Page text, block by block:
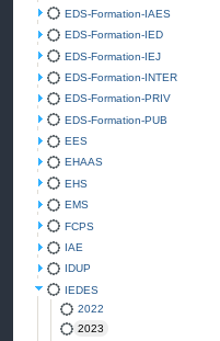
EDS-Formation-IAES
EDS-Formation-IED
EDS-Formation-IEJ
EDS-Formation-INTER
EDS-Formation-PRIV
EDS-Formation-PUB
EES
EHAAS
EHS
EMS
FCPS
IAE
IDUP
IEDES
2022
2023